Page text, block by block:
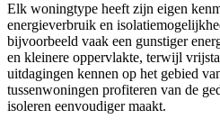
Elk woningtype heeft zijn eigen
energieverbruik en
bijvoorbeeld vaak een gunstiger
en kleinere oppervlakte, terwijl
uitdagingen kennen op het gebied
tussenwoningen profiteren van de
isoleren eenvoudiger maakt.